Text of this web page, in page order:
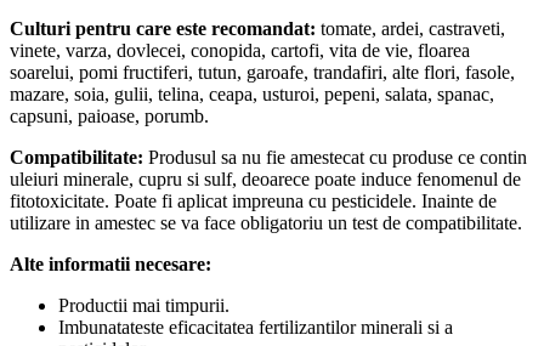
Culturi pentru care este recomandat: tomate, ardei, castraveti,
vinete, varza, dovlecei, conopida, cartofi, vita de vie, floarea
soarelui, pomi fructiferi, tutun, garoafe, trandafiri, alte flori, fasole,
mazare, soia, gulii, telina, ceapa, usturoi, pepeni, salata, spanac,
capsuni, paioase, porumb.
Compatibilitate: Produsul sa nu fie amestecat cu produse ce contin
uleiuri minerale, cupru si sulf, deoarece poate induce fenomenul de
fitotoxicitate. Poate fi aplicat impreuna cu pesticidele. Inainte de
utilizare in amestec se va face obligatoriu un test de compatibilitate.
Alte informatii necesare:
Productii mai timpurii.
Imbunatateste eficacitatea fertilizantilor minerali si a